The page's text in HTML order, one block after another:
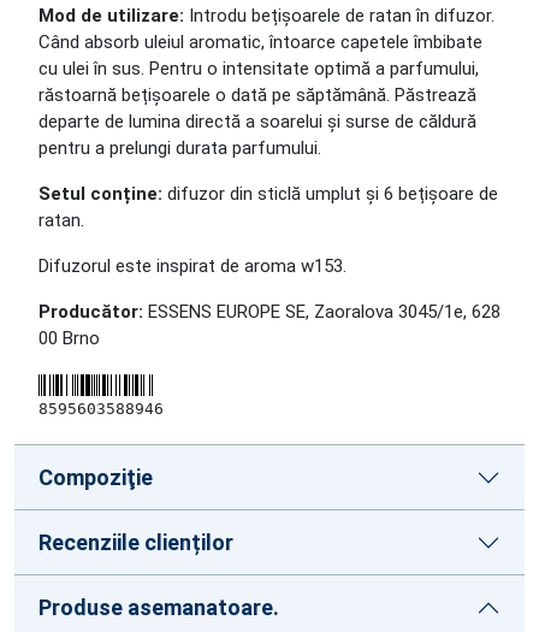
Mod de utilizare: Introdu bețișoarele de ratan în difuzor.
Când absorb uleiul aromatic, întoarce capetele îmbibate
cu ulei în sus. Pentru o intensitate optimă a parfumului,
răstoarnă bețișoarele o dată pe săptămână. Păstrează
departe de lumina directă a soarelui și surse de căldură
pentru a prelungi durata parfumului.
Setul conține: difuzor din sticlă umplut și 6 bețișoare de
ratan.
Difuzorul este inspirat de aroma w153.
Producător: ESSENS EUROPE SE, Zaoralova 3045/1e, 628
00 Brno
8595603588946
Compoziţie
Recenziile clienților
Produse asemanatoare.